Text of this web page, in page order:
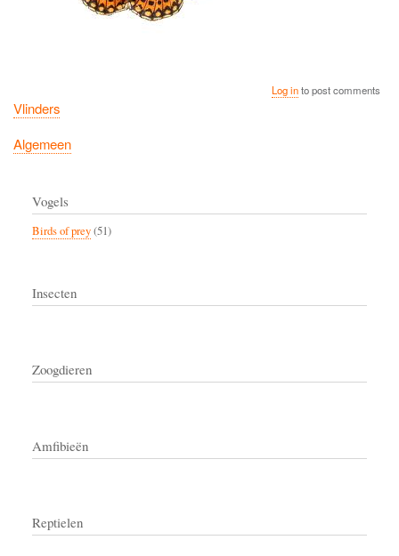
Log into post comments
Vlinders
Algemeen
Vogels
Birds of prey(51)
Insecten
Zoogdieren
Amfibieën
Reptielen